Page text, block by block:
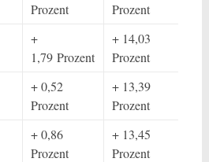
Prozent
Prozent
+
1,79 Prozent
+ 14,03
Prozent
+ 0,52
Prozent
+ 13,39
Prozent
+ 0,86
Prozent
+ 13,45
Prozent